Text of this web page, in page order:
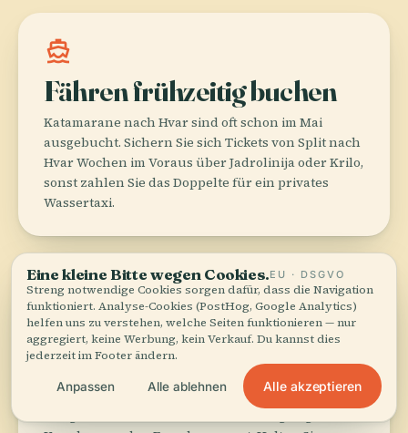
directions_boat
Fähren frühzeitig buchen
Katamarane nach Hvar sind oft schon im Mai
ausgebucht. Sichern Sie sich Tickets von Split nach
Hvar Wochen im Voraus über Jadrolinija oder Krilo,
sonst zahlen Sie das Doppelte für ein privates
Wassertaxi.
payments
Bargeld für kleine
Einkäufe mitnehmen
In Hotels funktionieren Karten, aber auf dem
Eine kleine Bitte wegen Cookies.EU · DSGVO
Streng notwendige Cookies sorgen dafür, dass die Navigation
funktioniert. Analyse-Cookies (PostHog, Google Analytics)
helfen uns zu verstehen, welche Seiten funktionieren — nur
aggregiert, keine Werbung, kein Verkauf. Du kannst dies
jederzeit im Footer ändern.
Anpassen Alle ablehnen Alle akzeptieren